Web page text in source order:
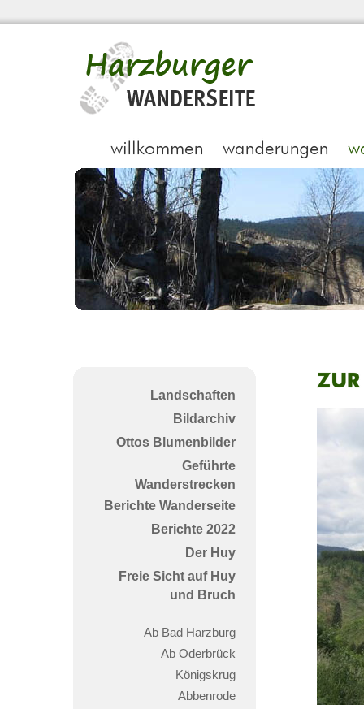
Landschaften
Bildarchiv
Ottos Blumenbilder
Geführte
Wanderstrecken
Berichte Wanderseite
Berichte 2022
Der Huy
Freie Sicht auf Huy
und Bruch
Ab Bad Harzburg
Ab Oderbrück
Königskrug
Abbenrode
Zur